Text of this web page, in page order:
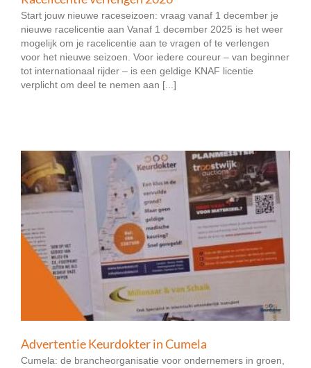
Start jouw nieuwe raceseizoen: vraag vanaf 1 december je
nieuwe racelicentie aan Vanaf 1 december 2025 is het weer
mogelijk om je racelicentie aan te vragen of te verlengen
voor het nieuwe seizoen. Voor iedere coureur – van beginner
tot internationaal rijder – is een geldige KNAF licentie
verplicht om deel te nemen aan [...]
Advertentie Keurdokter in Cumela
Cumela: de brancheorganisatie voor ondernemers in groen,